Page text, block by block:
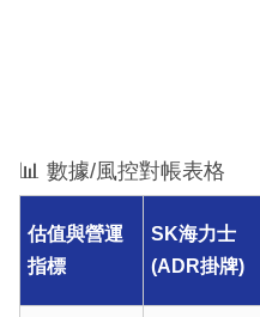
📊 數據/風控對帳表格
估值與營運
指標
SK海力士
(ADR掛牌)